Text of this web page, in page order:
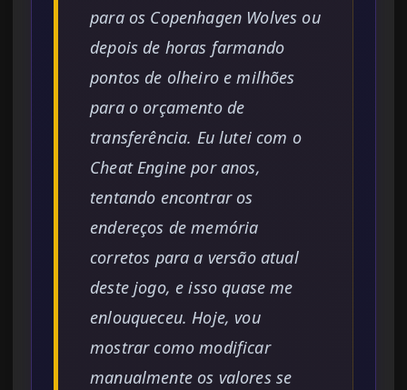
para os Copenhagen Wolves ou
depois de horas farmando
pontos de olheiro e milhões
para o orçamento de
transferência. Eu lutei com o
Cheat Engine por anos,
tentando encontrar os
endereços de memória
corretos para a versão atual
deste jogo, e isso quase me
enlouqueceu. Hoje, vou
mostrar como modificar
manualmente os valores se